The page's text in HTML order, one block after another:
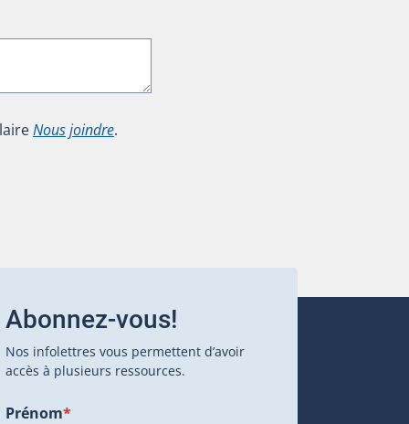
Nous joindre.
Abonnez-vous!
Nos infolettres vous permettent d’avoir
accès à plusieurs ressources.
Prénom*